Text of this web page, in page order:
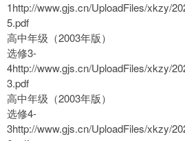
1http://www.gjs.cn/UploadFiles/xkzy/
5.pdf
高中年级（2003年版）
选修3-
4http://www.gjs.cn/UploadFiles/xkzy/
3.pdf
高中年级（2003年版）
选修4-
3http://www.gjs.cn/UploadFiles/xkzy/